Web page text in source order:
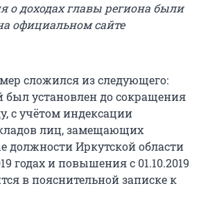
о доходах главы региона были
официальном сайте
сложился из следующего:
был установлен до сокращения
с учётом индексации
лиц, замещающих
должности Иркутской области
годах и повышения с 01.10.2019
в пояснительной записке к